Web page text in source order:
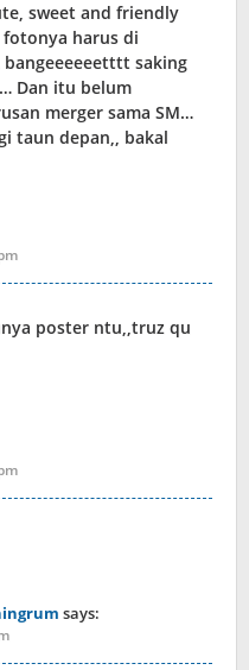
sweet and friendly
harus di
saking
Dan itu belum
merger sama SM…
taun depan,, bakal
poster ntu,,truz qu
says: